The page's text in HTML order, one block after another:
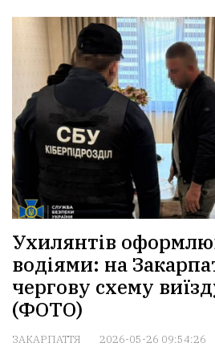
Ухилянтів
водіями: на
чергову схему
(ФОТО)
ЗАКАРПАТТЯ 2026-05-26 09:54:26